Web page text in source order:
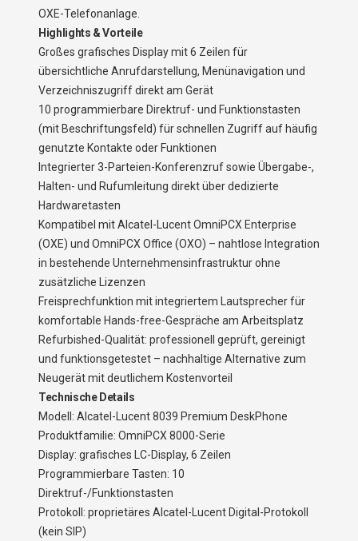
OXE-Telefonanlage.
Highlights & Vorteile
Großes grafisches Display mit 6 Zeilen für
übersichtliche Anrufdarstellung, Menünavigation und
Verzeichniszugriff direkt am Gerät
10 programmierbare Direktruf- und Funktionstasten
(mit Beschriftungsfeld) für schnellen Zugriff auf häufig
genutzte Kontakte oder Funktionen
Integrierter 3-Parteien-Konferenzruf sowie Übergabe-,
Halten- und Rufumleitung direkt über dedizierte
Hardwaretasten
Kompatibel mit Alcatel-Lucent OmniPCX Enterprise
(OXE) und OmniPCX Office (OXO) – nahtlose Integration
in bestehende Unternehmensinfrastruktur ohne
zusätzliche Lizenzen
Freisprechfunktion mit integriertem Lautsprecher für
komfortable Hands-free-Gespräche am Arbeitsplatz
Refurbished-Qualität: professionell geprüft, gereinigt
und funktionsgetestet – nachhaltige Alternative zum
Neugerät mit deutlichem Kostenvorteil
Technische Details
Modell: Alcatel-Lucent 8039 Premium DeskPhone
Produktfamilie: OmniPCX 8000-Serie
Display: grafisches LC-Display, 6 Zeilen
Programmierbare Tasten: 10
Direktruf-/Funktionstasten
Protokoll: proprietäres Alcatel-Lucent Digital-Protokoll
(kein SIP)